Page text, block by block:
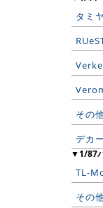
タミヤ
その
デカ
▼1/87
TL-
その